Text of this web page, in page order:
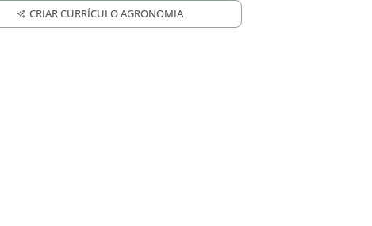
CRIAR CURRÍCULO AGRONOMIA